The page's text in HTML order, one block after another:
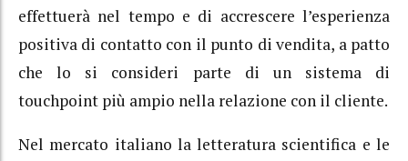
effettuerà nel tempo e di accrescere l’esperienza
positiva di contatto con il punto di vendita, a patto
che lo si consideri parte di un sistema di
touchpoint più ampio nella relazione con il cliente.
Nel mercato italiano la letteratura scientifica e le